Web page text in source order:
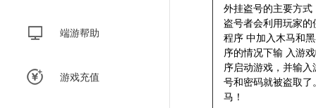
端游帮助
游戏充值
外挂盗号的主要方式
盗号者会利用玩家
程序 中加入木马和
序的情况下输 入游
序启动游戏，并输
号和密码就被盗取
马！